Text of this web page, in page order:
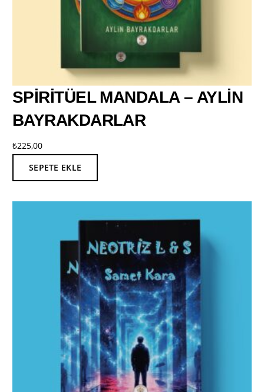
SPİRİTÜEL MANDALA – AYLİN
BAYRAKDARLAR
₺225,00
SEPETE EKLE